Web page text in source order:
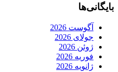
بایگانی‌ها
آگوست 2026
جولای 2026
ژوئن 2026
فوریه 2026
ژانویه 2026